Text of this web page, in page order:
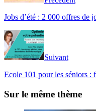
Jobs d’été : 2 000 offres de
Suivant
Ecole 101 pour les séniors :
Sur le même thème